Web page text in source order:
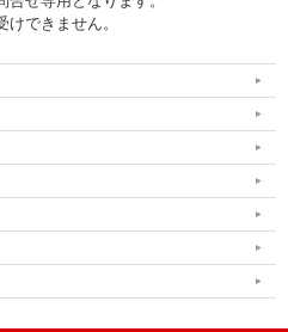
できません。